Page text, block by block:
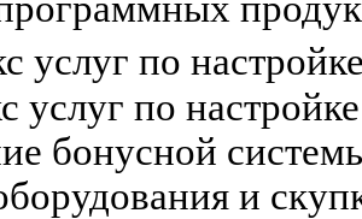
услуг по
услуг по
бонусной
и